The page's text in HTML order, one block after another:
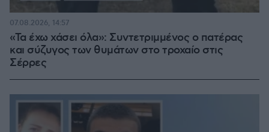
«Τα έχω χάσει όλα»: Συντετριμμένος ο πατέρας
και σύζυγος των θυμάτων στο τροχαίο στις
Σέρρες
07.08.2026, 14:57